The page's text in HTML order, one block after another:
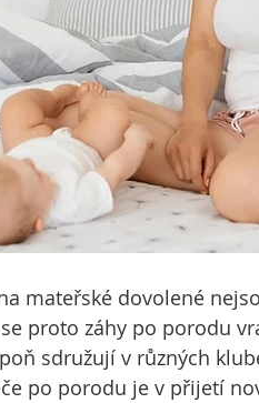
mateřské dovolené
proto záhy po porodu
sdružují v různých
po porodu je v přijetí